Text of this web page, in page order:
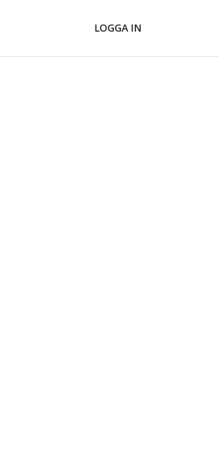
LOGGA IN